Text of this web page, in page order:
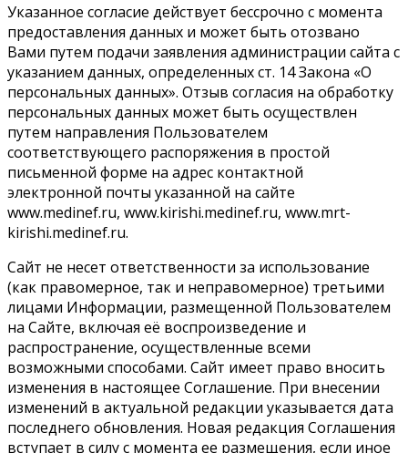
Указанное согласие действует бессрочно с момента
предоставления данных и может быть отозвано
Вами путем подачи заявления администрации сайта с
указанием данных, определенных ст. 14 Закона «О
персональных данных». Отзыв согласия на обработку
персональных данных может быть осуществлен
путем направления Пользователем
соответствующего распоряжения в простой
письменной форме на адрес контактной
электронной почты указанной на сайте
www.medinef.ru, www.kirishi.medinef.ru, www.mrt-
kirishi.medinef.ru.
Сайт не несет ответственности за использование
(как правомерное, так и неправомерное) третьими
лицами Информации, размещенной Пользователем
на Сайте, включая её воспроизведение и
распространение, осуществленные всеми
возможными способами. Сайт имеет право вносить
изменения в настоящее Соглашение. При внесении
изменений в актуальной редакции указывается дата
последнего обновления. Новая редакция Соглашения
вступает в силу с момента ее размещения, если иное